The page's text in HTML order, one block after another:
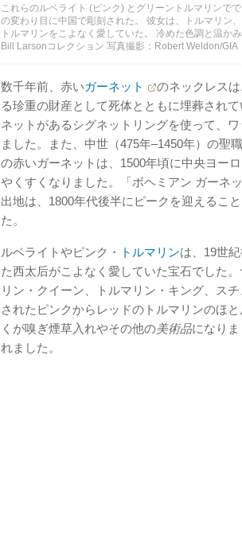
これらのルベライト (ピンク) とグリーントルマリンで
の変わり目に中国で彫刻された。 彼女は、トルマリン
トルマリンをこよなく愛していた。 冷めた色調と温か
Bill Larsonコレクション 写真撮影：Robert Weldon/GIA
数千年前、赤いガーネット
のネックレス
る珍重の財産として死体とともに埋葬され
ネットがあるシグネットリングを使って、
ました。また、中世（475年–1450年）の聖
の赤いガーネットは、1500年頃に中央ヨー
やくすくなりました。「ボヘミアン ガーネ
出地は、1800年代後半にピークを迎えるこ
た。
ルベライトやピンク・ トルマリンは、19世
た西太后がこよなく愛していた宝石でした
リン・クイーン、トルマリン・キング、ス
されたピンクからレッドのトルマリンのほ
くが嗅ぎ煙草入れやその他の美術品になり
れました。